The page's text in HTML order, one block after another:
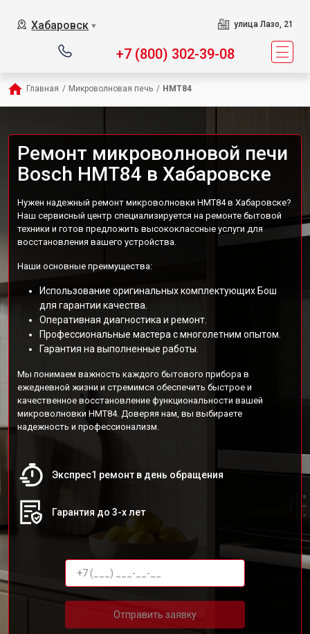
Хабаровск ▼ улица Лазо, 21
+7 (800) 302-39-08
Главная / Микроволновая печь / HMT84
Ремонт микроволновой печи
Bosch HMT84 в Хабаровске
Нужен надежный ремонт микроволновки HMT84 в Хабаровске?
Наш сервисный центр специализируется на ремонте бытовой
техники и готов предложить высококлассные услуги для
восстановления вашего устройства.
Наши основные преимущества:
Использование оригинальных комплектующих Бош
для гарантии качества.
Оперативная диагностика и ремонт.
Профессиональные мастера с многолетним опытом.
Гарантия на выполненные работы.
Мы понимаем важность каждого бытового прибора в
ежедневной жизни и стремимся обеспечить быстрое и
качественное восстановление функциональности вашей
микроволновки HMT84. Доверяя нам, вы выбираете
надежность и профессионализм.
Экспрес1 ремонт в день обращения
Гарантия до 3-х лет
Отправить заявку